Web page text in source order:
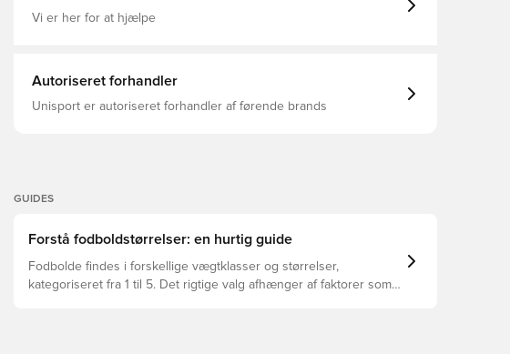
Vi er her for at hjælpe
Autoriseret forhandler
Unisport er autoriseret forhandler af førende brands
GUIDES
Forstå fodboldstørrelser: en hurtig guide
Fodbolde findes i forskellige vægtklasser og størrelser,
kategoriseret fra 1 til 5. Det rigtige valg afhænger af faktorer som